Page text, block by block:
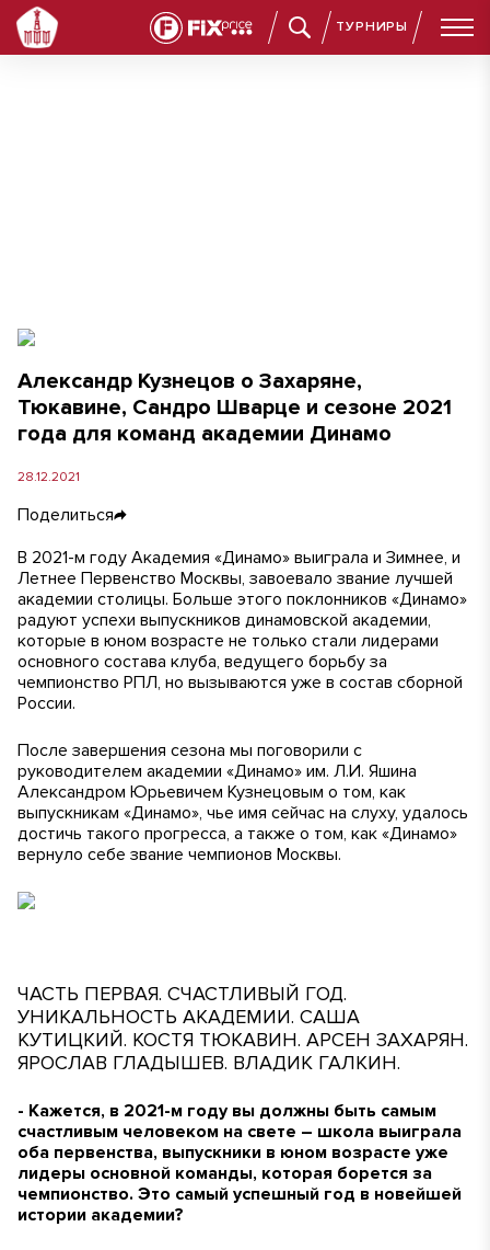
ТУРНИРЫ
Александр Кузнецов о Захаряне, Тюкавине, Сандро
Александр Кузнецов о Захаряне,
Тюкавине, Сандро Шварце и сезоне 2021
года для команд академии Динамо
28.12.2021
Поделиться
В 2021-м году Академия «Динамо» выиграла и Зимнее, и
Летнее Первенство Москвы, завоевало звание лучшей
академии столицы. Больше этого поклонников «Динамо»
радуют успехи выпускников динамовской академии,
которые в юном возрасте не только стали лидерами
основного состава клуба, ведущего борьбу за
чемпионство РПЛ, но вызываются уже в состав сборной
России.
После завершения сезона мы поговорили с
руководителем академии «Динамо» им. Л.И. Яшина
Александром Юрьевичем Кузнецовым о том, как
выпускникам «Динамо», чье имя сейчас на слуху, удалось
достичь такого прогресса, а также о том, как «Динамо»
вернуло себе звание чемпионов Москвы.
ЧАСТЬ ПЕРВАЯ. СЧАСТЛИВЫЙ ГОД.
УНИКАЛЬНОСТЬ АКАДЕМИИ. САША
КУТИЦКИЙ. КОСТЯ ТЮКАВИН. АРСЕН ЗАХАРЯН.
ЯРОСЛАВ ГЛАДЫШЕВ. ВЛАДИК ГАЛКИН.
- Кажется, в 2021-м году вы должны быть самым
счастливым человеком на свете – школа выиграла
оба первенства, выпускники в юном возрасте уже
лидеры основной команды, которая борется за
чемпионство. Это самый успешный год в новейшей
истории академии?